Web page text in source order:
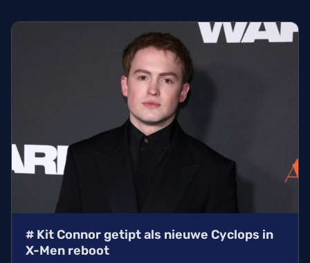
# Kit Connor getipt als nieuwe Cyclops in
X-Men reboot